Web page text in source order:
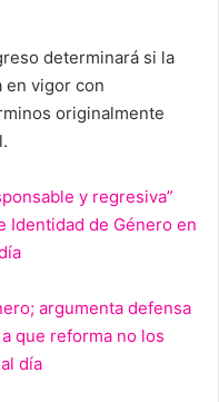
determinará si la
en vigor con
originalmente
y regresiva”
Identidad de Género en
argumenta defensa
que reforma no los
día